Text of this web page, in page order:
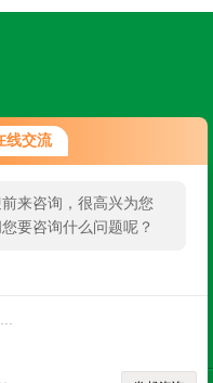
线交流
来咨询，很高兴为您
要咨询什么问题呢？
您可以直接在线与我
多信息：
扫一扫